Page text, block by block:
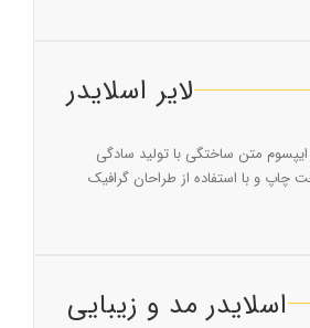
لایر اسلایدر
متن ساختگی با تولید سادگی
چاپ و با استفاده از طراحان گرافیک
اسلایدر مد و زیبایی